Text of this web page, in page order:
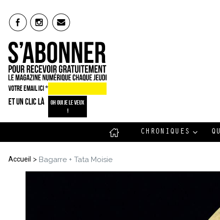
VOTRE EMAIL ICI *
ET UN CLIC LÀ
CHRONIQUES
Accueil > Bagarre + Tata Moisie